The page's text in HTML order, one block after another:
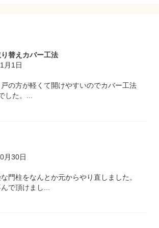
替えカバー工法
月1日
の方が軽くて開けやすいのでカバー工法
した。...
月30日
門柱をなんとか元からやり直しました。
で頂けまし...